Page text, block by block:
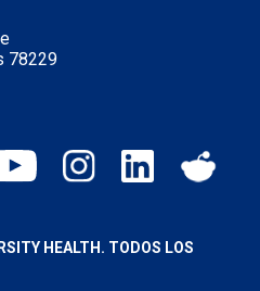
78229
HEALTH. TODOS LOS